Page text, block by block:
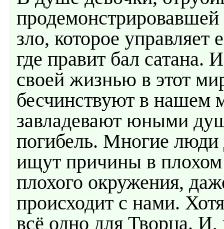
продемонстрировавшей
зло, которое управляет
где правит бал сатана.
своей жизнью в этот
бесчинствуют в нашем
завладевают юными
погибель. Многие
ищут причины в
плохого окружения,
происходит с нами.
всё одно для Творца. И,